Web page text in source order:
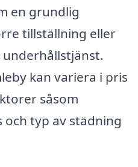
en grundlig
tillställning eller
kan variera i pris
såsom
typ av städning